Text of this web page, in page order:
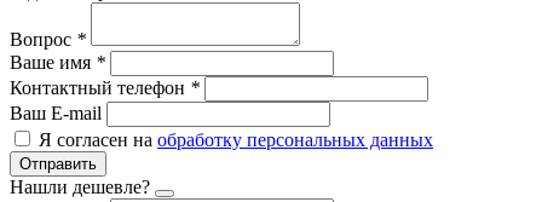
Вопрос *
Ваше имя *
Контактный телефон *
Ваш E-mail
Я согласен на обработку персональных данных
Отправить
Нашли дешевле?